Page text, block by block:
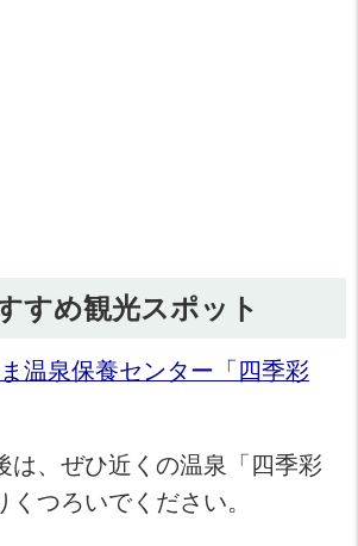
すめ観光スポット
温泉保養センター「四季彩
は、ぜひ近くの温泉「四季彩
つろいでください。